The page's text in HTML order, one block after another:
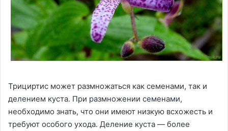
Трициртис может размножаться как семенами, так и
делением куста. При размножении семенами,
необходимо знать, что они имеют низкую всхожесть и
требуют особого ухода. Деление куста — более